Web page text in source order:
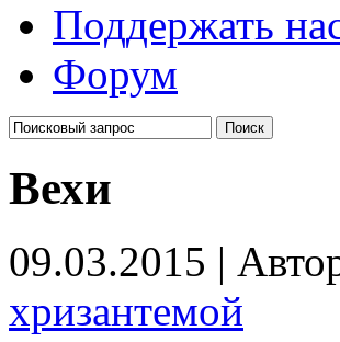
Поддержать
Форум
Вехи
09.03.2015 |
хризантемой